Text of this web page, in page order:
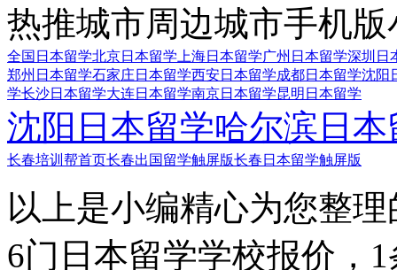
热推城市周边城市手机版
全国日本留学北京日本留学 上海日本留学广州日本留学深圳日
郑州日本留学石家庄日本留学西安日本留学成都日本留学沈阳
学长沙日本留学大连日本留学南京日本留学昆明日本留学
沈阳日本留学哈尔滨日本
长春培训帮首页长春出国留学触屏版长春日本留学触屏版
以上是小编精心为您整
6门日本留学学校报价，